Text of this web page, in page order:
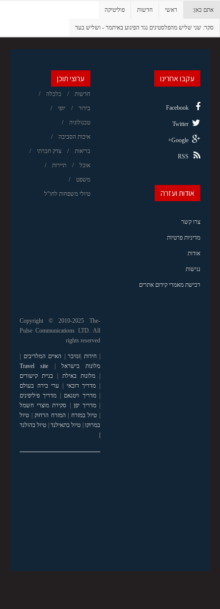
אתם כאן: ראשי חדשות פוליטיקה
סקר: שני שליש מהפלסטינים נגד הפיגוע באיתמר - ושליש בעד
ערוצי תוכן
חדשות כלכלה
בידור יופי
טכנולוגיה
איכות הסביבה
בריאות צדק חברתי
אוכל תיירות
משפט
טיולי משפחות לחו"ל
עקבו אחרינו
Facebook
Twitter
Google+
RSS
אודות ועזרה
צרו קשר
מדיניות פרטיות
אודות
נגישות
רכישת מאמרי קידום אתרים
Copyright © 2010-2025 The-
Pulse Communications LTD. All
rights reserved
|חידות |זנזיבר | האיים המלדיבים |
מלונות בישראל |
Travel site
|מלונות באילת | בניית קישורים
| מדריך דובאי | ערי בירה בעולם
|מדריך ויטנאם | מדריך פיליפינים
|מדריך יפן | סקירת מוצרי חשמל
| טיול במזרח | המזרח הרחוק| טיול
במרוקו| טיול בתאילנד| טיול בהולנד
|